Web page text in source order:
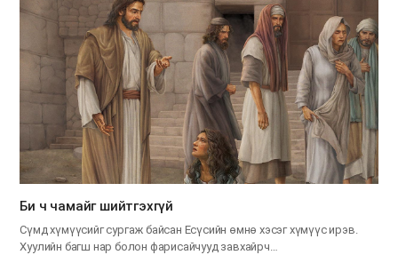
Би ч чамайг шийтгэхгүй
Сүмд хүмүүсийг сургаж байсан Есүсийн өмнө хэсэг хүмүүс ирэв.
Хуулийн багш нар болон фарисайчууд завхайрч…